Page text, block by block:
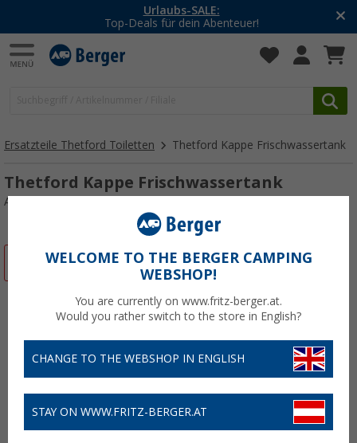
-20% auf Kleidung und
Mit dem Aktionscode
20SSV
Ersatzteile Thetford Toiletten Thetford Kappe Frischwassertank
Thetford Kappe Frischwassertank
Art.-Nr.: 114543
WELCOME TO THE BERGER CAMPING
WEBSHOP!
You are currently on www.fritz-berger.at.
Would you rather switch to the store in English?
CHANGE TO THE WEBSHOP IN ENGLISH
STAY ON WWW.FRITZ-BERGER.AT